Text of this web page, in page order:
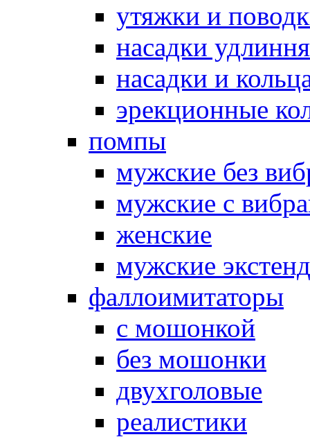
утяжки и
насадки
насадки и
эрекционные
помпы
мужские без
мужские с
женские
мужские
фаллоимитаторы
с мошонкой
без мошонки
двухголовые
реалистики